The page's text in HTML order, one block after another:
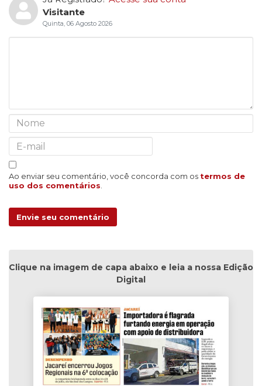
Visitante
Quinta, 06 Agosto 2026
Ao enviar seu comentário, você concorda com os termos de
uso dos comentários
Envie seu comentário
Clique na imagem de capa abaixo e leia a nossa Edição
Digital